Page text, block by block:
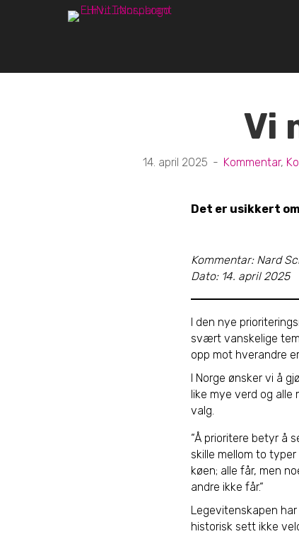
Vi
14. april 2025 - Kommentar,
Det er usikkert
Kommentar: Nard
Dato: 14. april 2025
I den nye
svært vanskelige
opp mot hverandre
I Norge ønsker vi å
like mye verd og alle
valg.
“Å prioritere betyr å
skille mellom to
køen; alle får, men
andre ikke får.“
Legevitenskapen
historisk sett ikke